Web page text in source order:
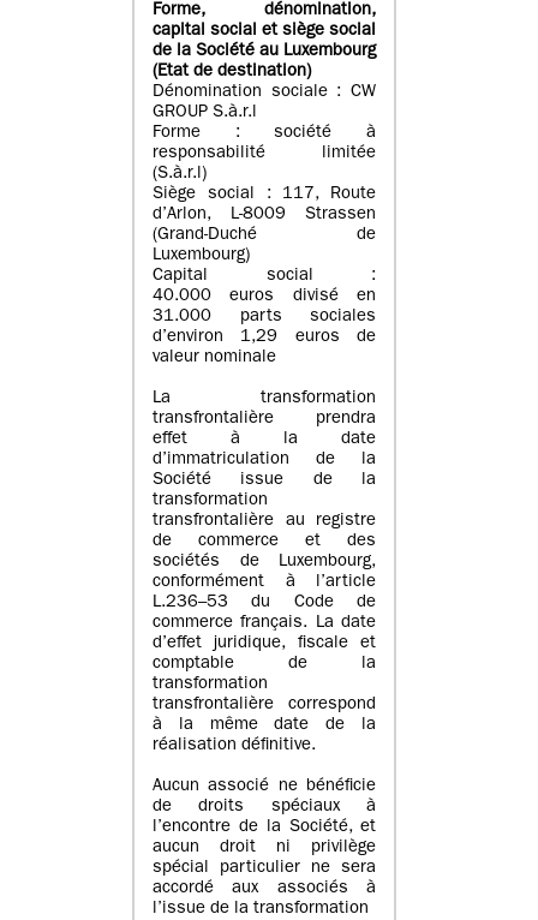
Forme, dénomination,
capital social et siège social
de la Société au Luxembourg
(Etat de destination)
Dénomination sociale : CW
GROUP S.à.r.l
Forme : société à
responsabilité limitée
(S.à.r.l)
Siège social : 117, Route
d’Arlon, L-8009 Strassen
(Grand-Duché de
Luxembourg)
Capital social :
40.000 euros divisé en
31.000 parts sociales
d’environ 1,29 euros de
valeur nominale
La transformation
transfrontalière prendra
effet à la date
d’immatriculation de la
Société issue de la
transformation
transfrontalière au registre
de commerce et des
sociétés de Luxembourg,
conformément à l’article
L.236–53 du Code de
commerce français. La date
d’effet juridique, fiscale et
comptable de la
transformation
transfrontalière correspond
à la même date de la
réalisation définitive.
Aucun associé ne bénéficie
de droits spéciaux à
l’encontre de la Société, et
aucun droit ni privilège
spécial particulier ne sera
accordé aux associés à
l’issue de la transformation